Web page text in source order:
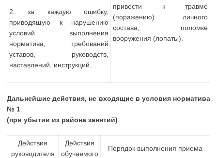
2. за каждую ошибку,
приводящую к нарушению
условий выполнения
норматива, требований
уставов, руководств,
наставлений, инструкций.
привести к травме
(поражению) личного
состава, поломке
вооружения (лопаты).
Дальнейшие действия, не входящие в условия норматива
№ 1
(при убытии из района занятий)
Действия
руководителя
Действия
обучаемого
Порядок выполнения приема